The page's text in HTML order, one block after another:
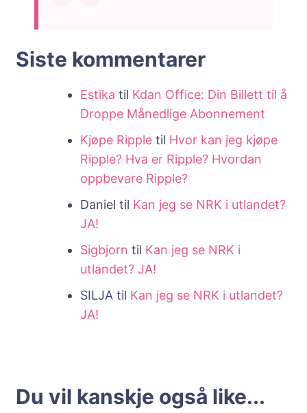
Siste kommentarer
Estika til Kdan Office: Din Billett til å
Droppe Månedlige Abonnement
Kjøpe Ripple til Hvor kan jeg kjøpe
Ripple? Hva er Ripple? Hvordan
oppbevare Ripple?
Daniel til Kan jeg se NRK i utlandet?
JA!
Sigbjorn til Kan jeg se NRK i
utlandet? JA!
SILJA til Kan jeg se NRK i utlandet?
JA!
Du vil kanskje også like...